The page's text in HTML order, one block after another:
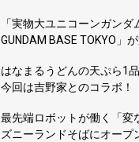
「実物大ユニコーンガンダ
GUNDAM BASE TOKYO」
はなまるうどんの天ぷら1
今回は吉野家とのコラボ！
最先端ロボットが働く「変
ズニーランドそばにオープ